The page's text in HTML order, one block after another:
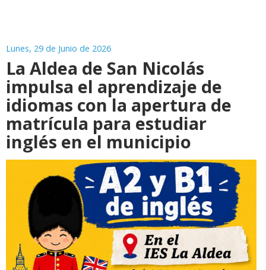
Lunes, 29 de Junio de 2026
La Aldea de San Nicolás
impulsa el aprendizaje de
idiomas con la apertura de
matrícula para estudiar
inglés en el municipio